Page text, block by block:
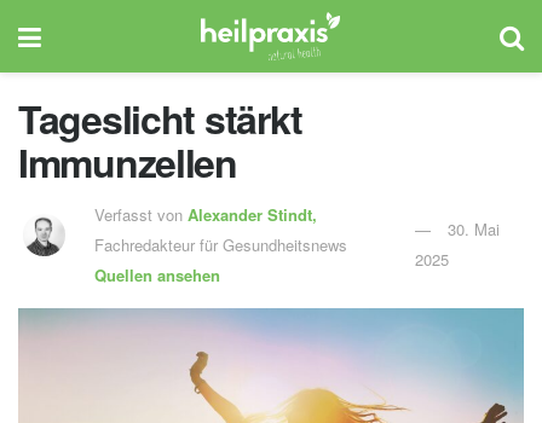
Tageslicht stärkt
Immunzellen
Verfasst vonAlexander Stindt,
Fachredakteur für Gesundheitsnews
Quellen ansehen
30. Mai
2025